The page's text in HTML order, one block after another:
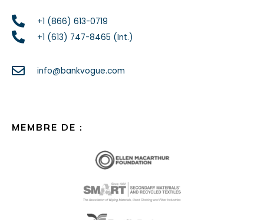
+1 (866) 613-0719
+1 (613) 747-8465 (Int.)
info@bankvogue.com
MEMBRE DE :